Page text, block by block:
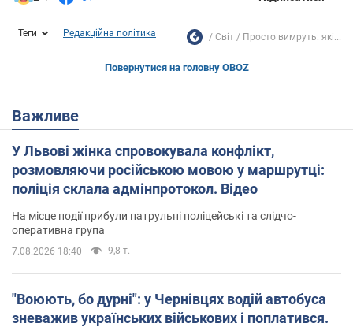
Теги Редакційна політика Світ Просто вимруть: які...
Повернутися на головну OBOZ
Важливе
У Львові жінка спровокувала конфлікт,
розмовляючи російською мовою у маршрутці:
поліція склала адмінпротокол. Відео
На місце події прибули патрульні поліцейські та слідчо-
оперативна група
7.08.2026 18:40 9,8 т.
"Воюють, бо дурні": у Чернівцях водій автобуса
зневажив українських військових і поплатився.